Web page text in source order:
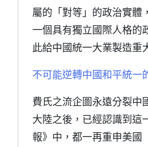
屬的「對等」的政治實體
一個具有獨立國際人格的
此給中國統一大業製造重
不可能逆轉中國和平統一
費氏之流企圖永遠分裂中
大陸之後，已經認識到
報》中，都一再重申美國